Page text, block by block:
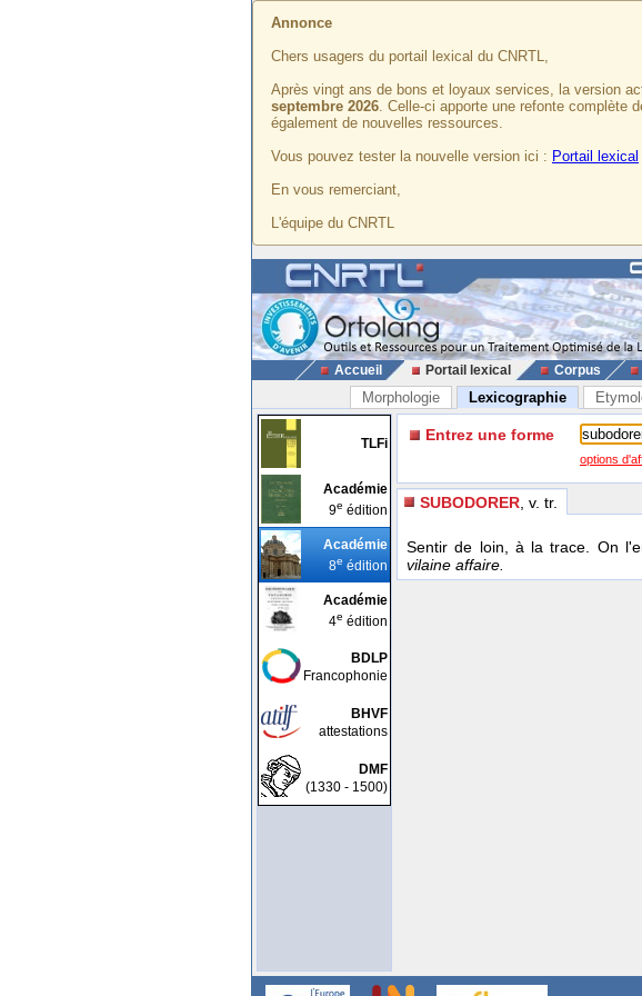
Annonce
Chers usagers du portail lexical du CNRTL,
Après vingt ans de bons et loyaux services, la version
septembre 2026. Celle-ci apporte une refonte complète
également de nouvelles ressources.
Vous pouvez tester la nouvelle version ici : Portail lexical
En vous remerciant,
L'équipe du CNRTL
Accueil Portail lexical Corpus
Morphologie Lexicographie
TLFi
Académie
9e édition
Académie
8e édition
Académie
4e édition
BDLP
Francophonie
BHVF
attestations
DMF
(1330 - 1500)
Entrez une forme
options
SUBODORER , v. tr.
Sentir de loin, à la trace. On
vilaine affaire.